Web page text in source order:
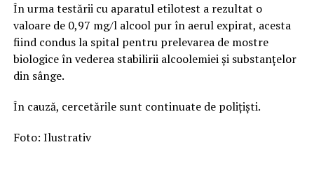
În urma testării cu aparatul etilotest a rezultat o
valoare de 0,97 mg/l alcool pur în aerul expirat, acesta
fiind condus la spital pentru prelevarea de mostre
biologice în vederea stabilirii alcoolemiei și substanțelor
din sânge.
În cauză, cercetările sunt continuate de polițiști.
Foto: Ilustrativ